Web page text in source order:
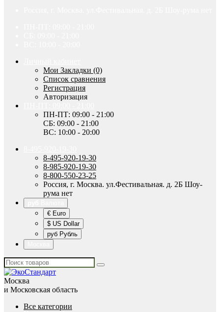
Мои Закладки (0)
Список сравнения
Регистрация
Авторизация
ПН-ПТ: 09:00 - 21:00
СБ: 09:00 - 21:00
ВС: 10:00 - 20:00
8-495-920-19-30
8-985-920-19-30
8-800-550-23-25
Россия, г. Москва. ул.Фестивальная. д. 2Б Шоу-
рума нет
€ Euro
$ US Dollar
руб Рубль
Москва
и Московская область
Все категории